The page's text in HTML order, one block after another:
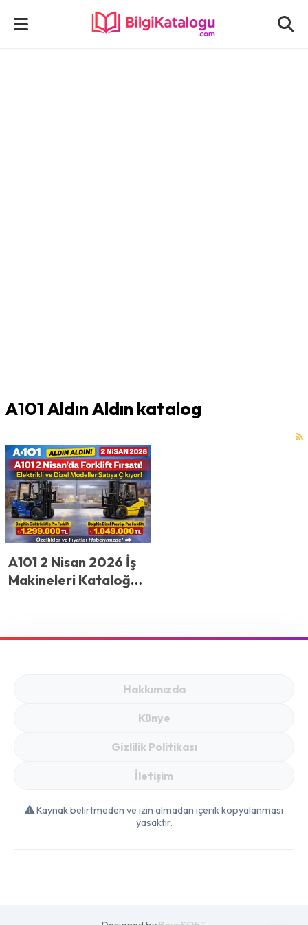
A101 Aldın Aldın katalog
A101 2 Nisan 2026 İş
Makineleri Kataloğu:
Hakkımızda
Künye
Gizlilik Politikası
İletişim
Kaynak belirtmeden ve izin almadan içerik kopyalanması
yasaktır.